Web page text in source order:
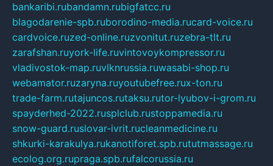
bankaribi.rubandamn.rubigfatcc.ru
blagodarenie-spb.ruborodino-media.rucard-voice.ru
cardvoice.ruzed-online.ruzvonitut.ruzebra-tlt.ru
zarafshan.ruyork-life.ruvintovoykompressor.ru
vladivostok-map.ruvlknrussia.ruwasabi-shop.ru
webamator.ruzaryna.ruyoutubefree.rux-ton.ru
trade-farm.rutajuncos.rutaksu.rutor-lyubov-i-grom.ru
spayderhed-2022.rusplclub.rustoppamedia.ru
snow-guard.ruslovar-ivrit.rucleanmedicine.ru
shkurki-karakulya.rukanotiforet.spb.rututmassage.ru
ecolog.org.rupraga.spb.rufalcorussia.ru